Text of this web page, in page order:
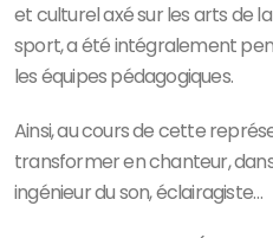
et culturel axé sur les arts de
sport, a été intégralement
les équipes pédagogiques.
Ainsi, au cours de cette
transformer en chanteur,
ingénieur du son, éclairagiste…